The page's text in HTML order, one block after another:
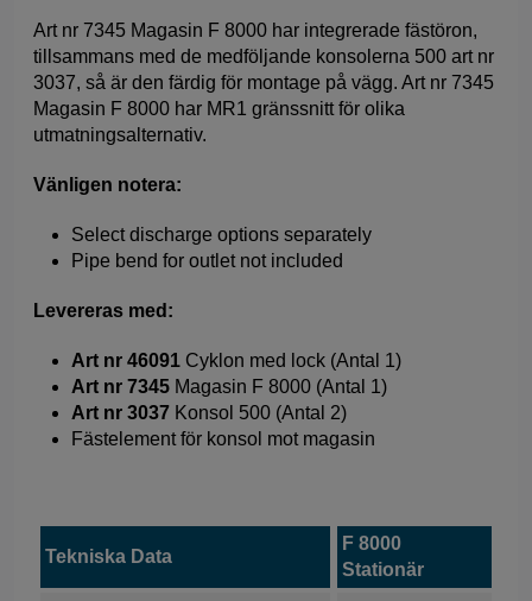
Art nr 7345 Magasin F 8000 har integrerade fästöron,
tillsammans med de medföljande konsolerna 500 art nr
3037, så är den färdig för montage på vägg. Art nr 7345
Magasin F 8000 har MR1 gränssnitt för olika
utmatningsalternativ.
Vänligen notera:
Select discharge options separately
Pipe bend for outlet not included
Levereras med:
Art nr 46091 Cyklon med lock (Antal 1)
Art nr 7345 Magasin F 8000 (Antal 1)
Art nr 3037 Konsol 500 (Antal 2)
Fästelement för konsol mot magasin
Tekniska Data
F 8000
Stationär